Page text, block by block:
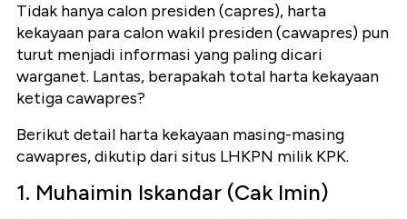
Tidak hanya calon presiden (capres), harta
kekayaan para calon wakil presiden (cawapres) pun
turut menjadi informasi yang paling dicari
warganet. Lantas, berapakah total harta kekayaan
ketiga cawapres?
Berikut detail harta kekayaan masing-masing
cawapres, dikutip dari situs LHKPN milik KPK.
1. Muhaimin Iskandar (Cak Imin)